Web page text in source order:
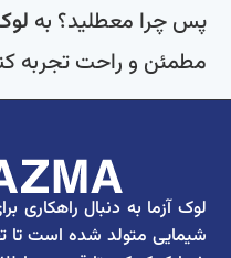
پس چرا معطلید؟ به
مطمئن و راحت تجربه
لوک آزما به دنبال راهکاری
شیمایی متولد شده است تا